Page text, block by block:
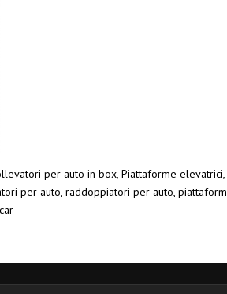
per auto in box, Piattaforme elevatrici,
per auto, raddoppiatori per auto,